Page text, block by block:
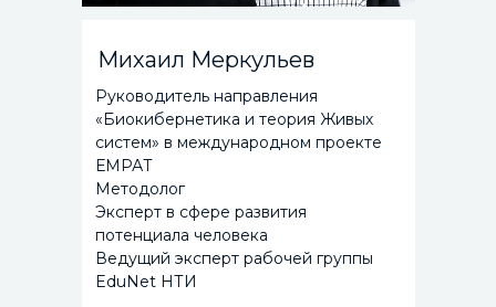
Михаил Меркульев
Руководитель направления
«Биокибернетика и теория Живых
систем» в международном проекте
ЕМРАТ
Методолог
Эксперт в сфере развития
потенциала человека
Ведущий эксперт рабочей группы
EduNet НТИ